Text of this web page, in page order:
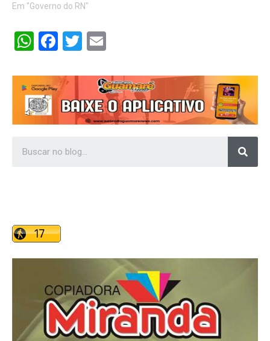
Em "Governo do RN"
WhatsApp
Facebook
Twitter